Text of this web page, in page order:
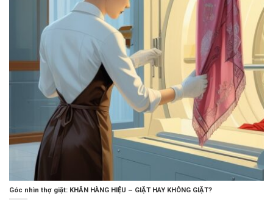
Góc nhìn thợ giặt: KHĂN HÀNG HIỆU – GIẶT HAY KHÔNG GIẶT?